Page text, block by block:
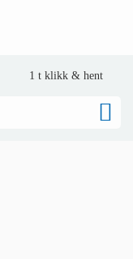
1 t klikk & hent